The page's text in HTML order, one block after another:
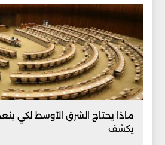
ماذا يحتاج الشرق الأوسط لكي
يكشف